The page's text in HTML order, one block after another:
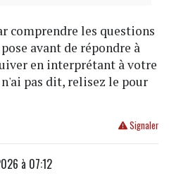
comprendre les questions
avant de répondre à
en interprétant à votre
pas dit, relisez le pour
Signaler
à 07:12